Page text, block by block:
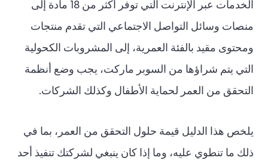
الخدمات عبر الإنترنت التي توفر أكثر من 18 مادة إلى
منصات وسائل التواصل الاجتماعي التي تقدم منتجات
ومحتوى مقيد بالفئة العمرية، إلى المشروبات الكحولية
التي يتم شراؤها من السوبر ماركت، يجب وضع أنظمة
التحقق من العمر لحماية الأطفال وكذلك الشركات.
يلخص هذا الدليل قيمة حلول التحقق من العمر، بما في
ذلك ما تنطوي عليه، وما إذا كان ينبغي لشركتك تنفيذ أحد